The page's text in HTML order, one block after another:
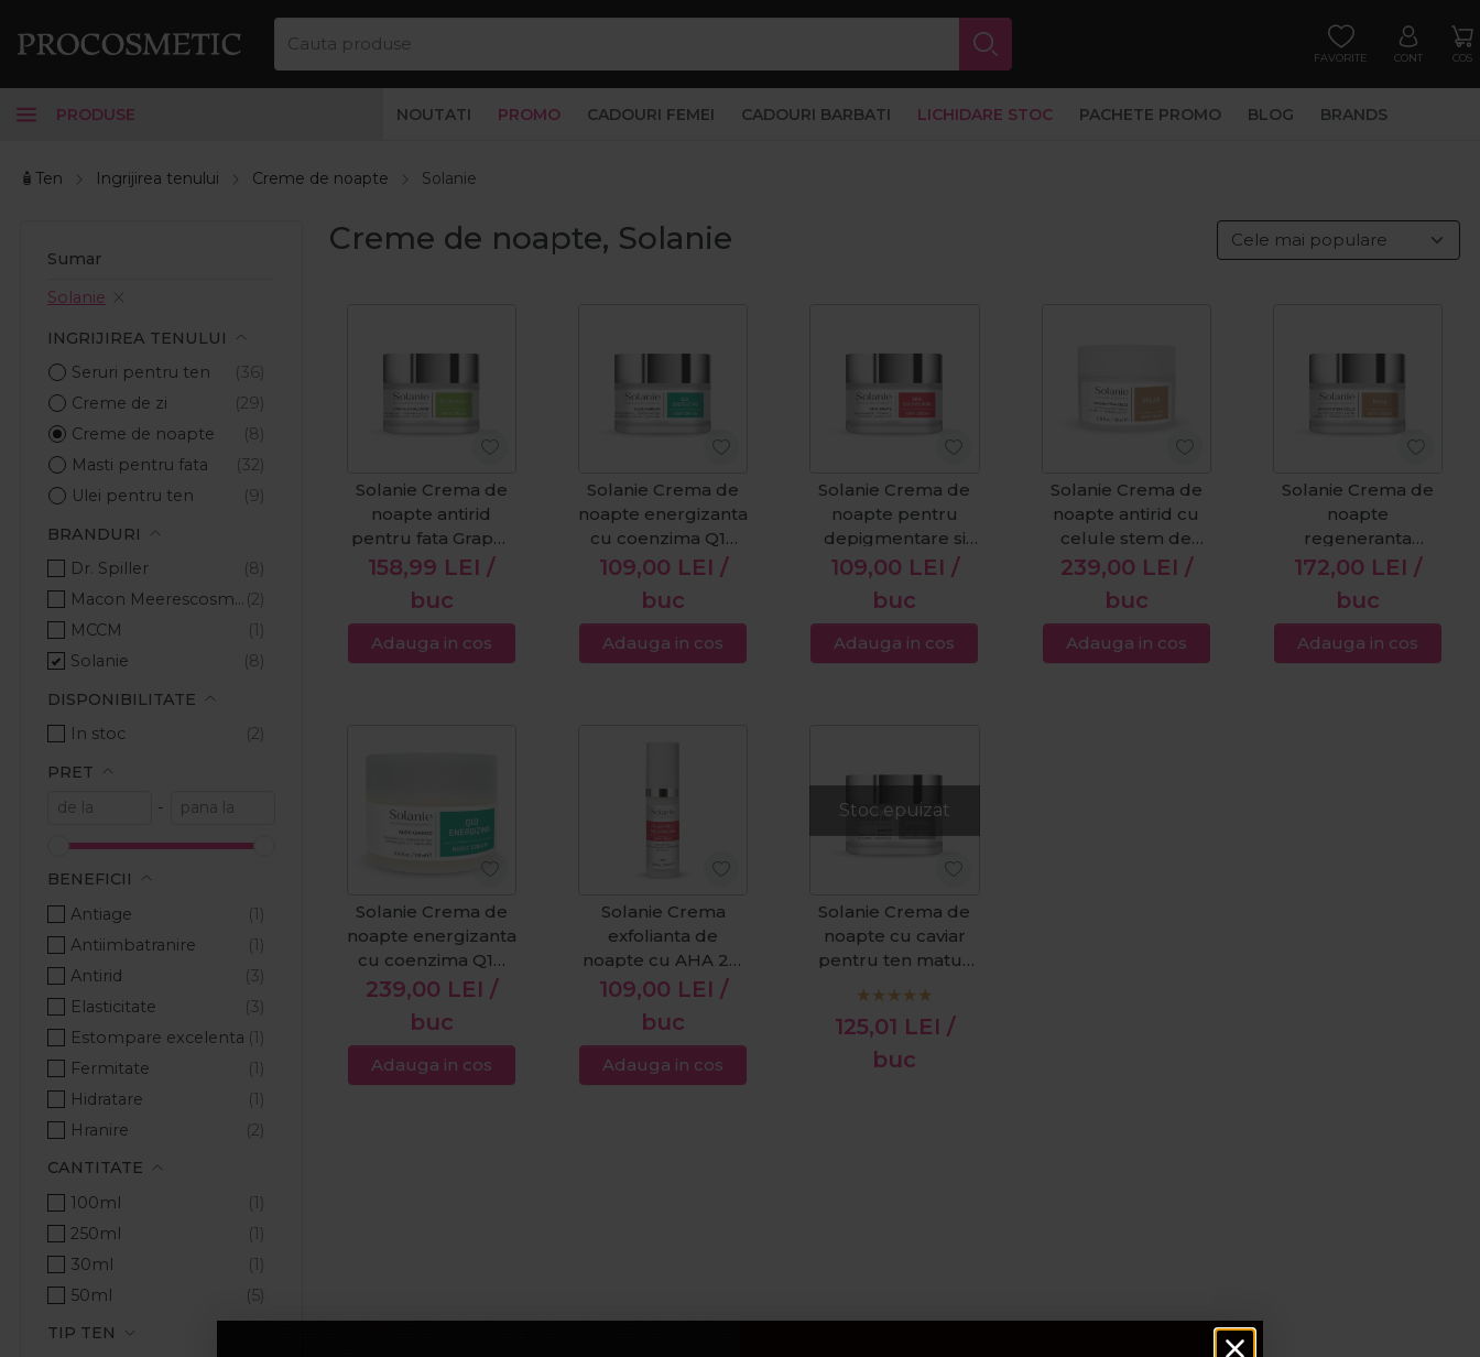
FAVORITE CONT COS
PRODUSE NOUTATI PROMO CADOURI FEMEI CADOURI BARBATI LICHIDARE STOC PACHETE PROMO BLOG BRANDS
🧴Ten Ingrijirea tenului Creme de noapte Solanie
Sumar
Solanie
INGRIJIREA TENULUI
Seruri pentru ten
Creme de zi
Creme de noapte
Masti pentru fata
Ulei pentru ten
BRANDURI
Dr. Spiller
Macon Meerescosmetic
MCCM
Solanie
DISPONIBILITATE
In stoc
PRET
-
BENEFICII
Antiage
Antiimbatranire
Antirid
Elasticitate
Estompare excelenta
Fermitate
Hidratare
Hranire
Netezire
CANTITATE
100ml
250ml
30ml
50ml
TIP TEN
Creme de noapte, Solanie
Solanie Crema de
noapte antirid
pentru fata Grape-
Hyaluron 50ml
158,99 LEI /
buc
Adauga in cos
Solanie Crema de
noapte energizanta
cu coenzima Q10
Aloe Ginkgo 50ml
109,00 LEI /
buc
Adauga in cos
Solanie Crema de
noapte pentru
depigmentare si
regenerare Vita
White 50ml
109,00 LEI /
buc
Adauga in cos
Solanie Crema de
noapte antirid cu
celule stem de
argan Argan Stem
Cells 100ml
239,00 LEI /
buc
Adauga in cos
Solanie Crema de
noapte
regeneranta
pentru fata Argan
Stem Cells Relax
50ml
172,00 LEI /
buc
Adauga in cos
Solanie Crema de
noapte energizanta
cu coenzima Q10
Aloe Ginkgo 250ml
239,00 LEI /
buc
Adauga in cos
Solanie Crema
exfolianta de
noapte cu AHA 2%
30ml
109,00 LEI /
buc
Adauga in cos
Stoc epuizat
Solanie Crema de
noapte cu caviar
pentru ten matur
125,01 LEI /
buc